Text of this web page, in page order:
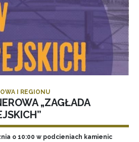
I REGIONU
„ZAGŁADA
o 10:00 w podcieniach kamienic